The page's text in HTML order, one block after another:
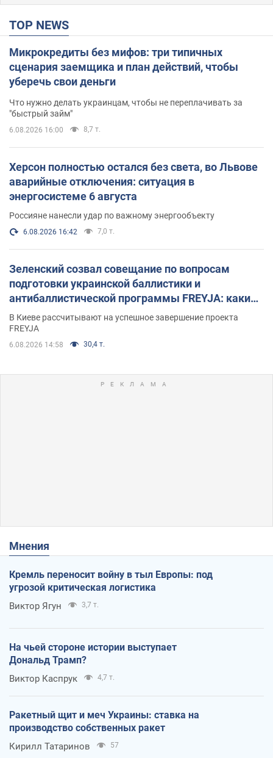
TOP NEWS
Микрокредиты без мифов: три типичных
сценария заемщика и план действий, чтобы
уберечь свои деньги
Что нужно делать украинцам, чтобы не переплачивать за
"быстрый займ"
6.08.2026 16:00 8,7 т.
Херсон полностью остался без света, во Львове
аварийные отключения: ситуация в
энергосистеме 6 августа
Россияне нанесли удар по важному энергообъекту
6.08.2026 16:42 7,0 т.
Зеленский созвал совещание по вопросам
подготовки украинской баллистики и
антибаллистической программы FREYJA: какие
решения готовятся
В Киеве рассчитывают на успешное завершение проекта
FREYJA
6.08.2026 14:58 30,4 т.
Мнения
Кремль переносит войну в тыл Европы: под
угрозой критическая логистика
Виктор Ягун 3,7 т.
На чьей стороне истории выступает
Дональд Трамп?
Виктор Каспрук 4,7 т.
Ракетный щит и меч Украины: ставка на
производство собственных ракет
Кирилл Татаринов 57